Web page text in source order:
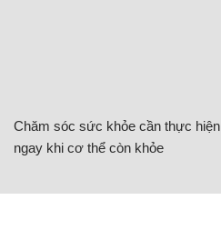
Chăm sóc sức khỏe cần thực hiện
ngay khi cơ thể còn khỏe